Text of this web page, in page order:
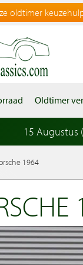
oldtimer
Oldtimer
15 Augustus
1964